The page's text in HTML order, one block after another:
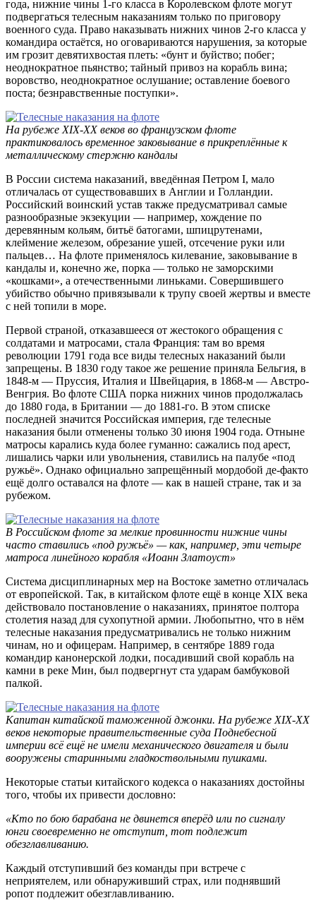
года, нижние чины 1-го класса в Королевском флоте могут
подвергаться телесным наказаниям только по приговору
военного суда. Право наказывать нижних чинов 2-го класса у
командира остаётся, но оговариваются нарушения, за которые
им грозит девятихвостая плеть: «бунт и буйство; побег;
неоднократное пьянство; тайный привоз на корабль вина;
воровство, неоднократное ослушание; оставление боевого
поста; безнравственные поступки».
На рубеже XIX-XX веков во французском флоте
практиковалось временное заковывание в прикреплённые к
металлическому стержню кандалы
В России система наказаний, введённая Петром I, мало
отличалась от существовавших в Англии и Голландии.
Российский воинский устав также предусматривал самые
разнообразные экзекуции — например, хождение по
деревянным кольям, битьё батогами, шпицрутенами,
клеймение железом, обрезание ушей, отсечение руки или
пальцев… На флоте применялось килевание, заковывание в
кандалы и, конечно же, порка — только не заморскими
«кошками», а отечественными линьками. Совершившего
убийство обычно привязывали к трупу своей жертвы и вместе
с ней топили в море.
Первой страной, отказавшееся от жестокого обращения с
солдатами и матросами, стала Франция: там во время
революции 1791 года все виды телесных наказаний были
запрещены. В 1830 году такое же решение приняла Бельгия, в
1848-м — Пруссия, Италия и Швейцария, в 1868-м — Австро-
Венгрия. Во флоте США порка нижних чинов продолжалась
до 1880 года, в Британии — до 1881-го. В этом списке
последней значится Российская империя, где телесные
наказания были отменены только 30 июня 1904 года. Отныне
матросы карались куда более гуманно: сажались под арест,
лишались чарки или увольнения, ставились на палубе «под
ружьё». Однако официально запрещённый мордобой де-факто
ещё долго оставался на флоте — как в нашей стране, так и за
рубежом.
В Российском флоте за мелкие провинности нижние чины
часто ставились «под ружьё» — как, например, эти четыре
матроса линейного корабля «Иоанн Златоуст»
Система дисциплинарных мер на Востоке заметно отличалась
от европейской. Так, в китайском флоте ещё в конце XIX века
действовало постановление о наказаниях, принятое полтора
столетия назад для сухопутной армии. Любопытно, что в нём
телесные наказания предусматривались не только нижним
чинам, но и офицерам. Например, в сентябре 1889 года
командир канонерской лодки, посадивший свой корабль на
камни в реке Мин, был подвергнут ста ударам бамбуковой
палкой.
Капитан китайской таможенной джонки. На рубеже XIX-XX
веков некоторые правительственные суда Поднебесной
империи всё ещё не имели механического двигателя и были
вооружены старинными гладкоствольными пушками.
Некоторые статьи китайского кодекса о наказаниях достойны
того, чтобы их привести дословно:
«Кто по бою барабана не двинется вперёд или по сигналу
юнги своевременно не отступит, тот подлежит
обезглавливанию.
Каждый отступивший без команды при встрече с
неприятелем, или обнаруживший страх, или поднявший
ропот подлежит обезглавливанию.